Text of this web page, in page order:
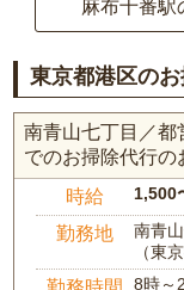
麻布十番駅
東京都港区の
南青山七丁目／都
でのお掃除代行の
時給 1,500
勤務地
南青
（東
8時～